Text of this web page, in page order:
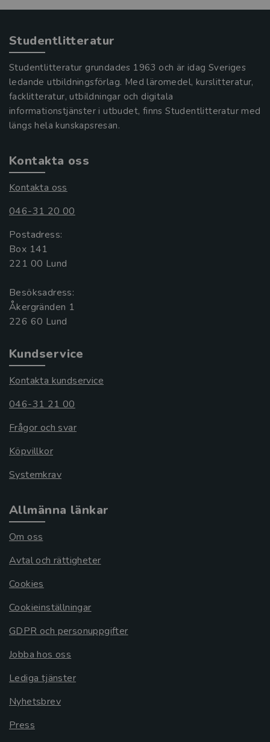
Studentlitteratur
Studentlitteratur grundades 1963 och är idag Sveriges
ledande utbildningsförlag. Med läromedel, kurslitteratur,
facklitteratur, utbildningar och digitala
informationstjänster i utbudet, finns Studentlitteratur med
längs hela kunskapsresan.
Kontakta oss
Kontakta oss
046-31 20 00
Postadress:
Box 141
221 00 Lund
Besöksadress:
Åkergränden 1
Kundservice
Kontakta kundservice
046-31 21 00
Frågor och svar
Köpvillkor
Systemkrav
Allmänna länkar
Om oss
Avtal och rättigheter
Cookies
Cookieinställningar
GDPR och personuppgifter
Jobba hos oss
Lediga tjänster
Nyhetsbrev
Press